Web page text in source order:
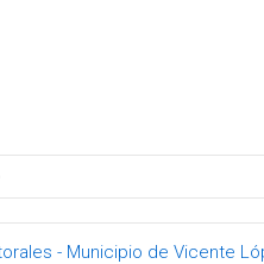
- Municipio de Vicente